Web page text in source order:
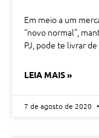
Em meio a um
“novo normal”,
PJ, pode te livrar
LEIA MAIS »
7 de agosto de 2020